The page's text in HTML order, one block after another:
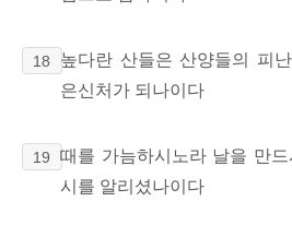
18
높다란 산들은 산양들의 피
은신처가 되나이다
19
때를 가늠하시노라 날을 만
시를 알리셨나이다